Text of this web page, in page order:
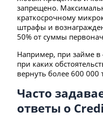
запрещено.
краткосрочному
штрафы и
50% от суммы
Например, при займе в
при каких
вернуть более 600 000
Часто
ответы о